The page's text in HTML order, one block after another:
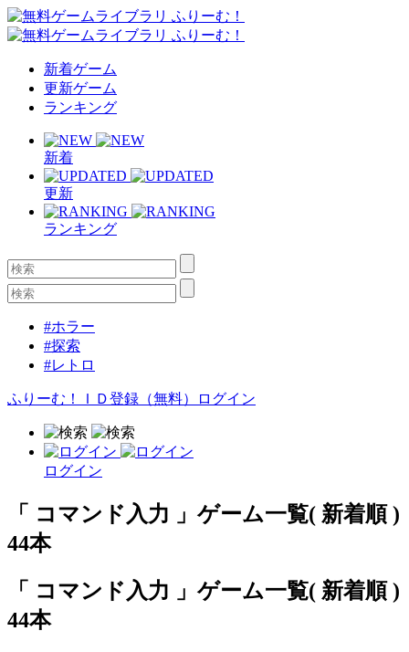
新着ゲーム
更新ゲーム
ランキング
新着
更新
ランキング
#ホラー
#探索
#レトロ
ふりーむ！ＩＤ登録（無料） ログイン
ログイン
「 コマンド入力 」ゲーム一覧( 新着順 )
44本
「 コマンド入力 」ゲーム一覧( 新着順 )
44本